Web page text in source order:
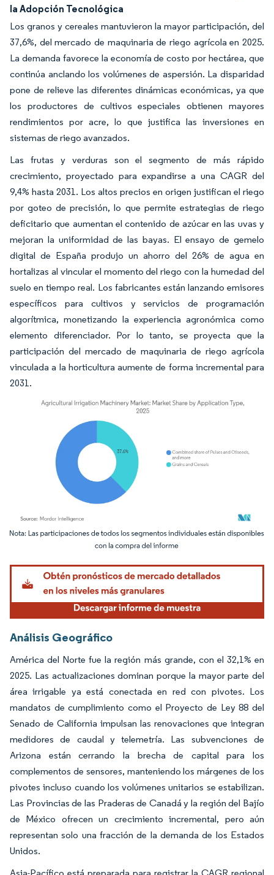
la Adopción Tecnológica
Los granos y cereales mantuvieron la mayor participación, del
37,6%, del mercado de maquinaria de riego agrícola en 2025.
La demanda favorece la economía de costo por hectárea, que
continúa anclando los volúmenes de aspersión. La disparidad
pone de relieve las diferentes dinámicas económicas, ya que
los productores de cultivos especiales obtienen mayores
rendimientos por acre, lo que justifica las inversiones en
sistemas de riego avanzados.
Las frutas y verduras son el segmento de más rápido
crecimiento, proyectado para expandirse a una CAGR del
9,4% hasta 2031. Los altos precios en origen justifican el riego
por goteo de precisión, lo que permite estrategias de riego
deficitario que aumentan el contenido de azúcar en las uvas y
mejoran la uniformidad de las bayas. El ensayo de gemelo
digital de España produjo un ahorro del 26% de agua en
hortalizas al vincular el momento del riego con la humedad del
suelo en tiempo real. Los fabricantes están lanzando emisores
específicos para cultivos y servicios de programación
algorítmica, monetizando la experiencia agronómica como
elemento diferenciador. Por lo tanto, se proyecta que la
participación del mercado de maquinaria de riego agrícola
vinculada a la horticultura aumente de forma incremental para
2031.
Imagen © Mordor Intelligence. El uso requiere atribución según CC BY 4.0.
Análisis Geográfico
América del Norte fue la región más grande, con el 32,1% en
2025. Las actualizaciones dominan porque la mayor parte del
área irrigable ya está conectada en red con pivotes. Los
mandatos de cumplimiento como el Proyecto de Ley 88 del
Senado de California impulsan las renovaciones que integran
medidores de caudal y telemetría. Las subvenciones de
Arizona están cerrando la brecha de capital para los
complementos de sensores, manteniendo los márgenes de los
pivotes incluso cuando los volúmenes unitarios se estabilizan.
Las Provincias de las Praderas de Canadá y la región del Bajío
de México ofrecen un crecimiento incremental, pero aún
representan solo una fracción de la demanda de los Estados
Unidos.
Asia-Pacífico está preparada para registrar la CAGR regional